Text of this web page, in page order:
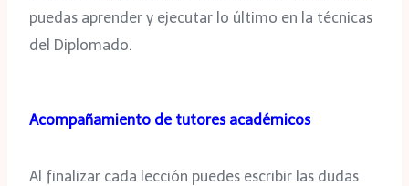
puedas aprender y ejecutar lo último en la técnicas
del Diplomado.
Acompañamiento de tutores académicos
Al finalizar cada lección puedes escribir las dudas